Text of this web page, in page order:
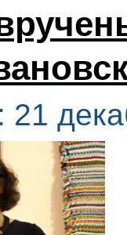
21